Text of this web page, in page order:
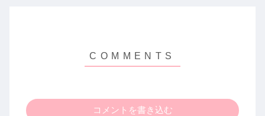
コメントを書き込む